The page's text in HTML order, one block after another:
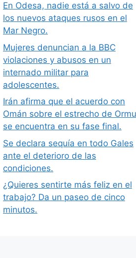
En Odesa, nadie está a salvo de
los nuevos ataques rusos en el
Mar Negro.
Mujeres denuncian a la BBC
violaciones y abusos en un
internado militar para
adolescentes.
Irán afirma que el acuerdo con
Omán sobre el estrecho de
se encuentra en su fase final.
Se declara sequía en todo Gales
ante el deterioro de las
condiciones.
¿Quieres sentirte más feliz en el
trabajo? Da un paseo de cinco
minutos.